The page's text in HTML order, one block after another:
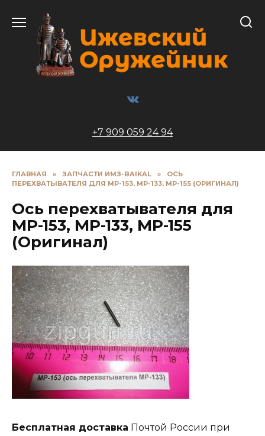
содержанию
+7 909 059 24 94
ГЛАВНАЯ » ЗАПЧАСТИ ИМЗ-BAIKAL »
ОСЬ
ПЕРЕХВАТЫВАТЕЛЯ ДЛЯ МР-153, МР-133, МР-155 (ОРИГИНАЛ)
Ось перехватывателя для
МР-153, МР-133, МР-155
(Оригинал)
Бесплатная доставка Почтой России при